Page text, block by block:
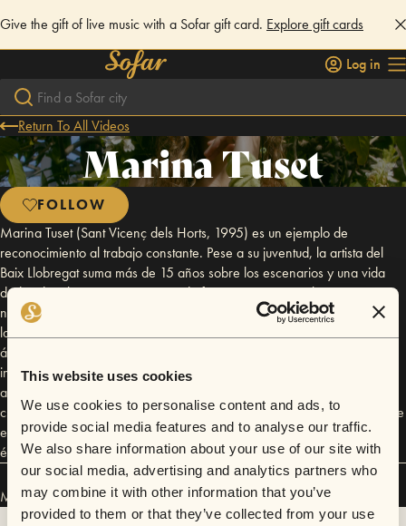
This website uses cookies
We use cookies to personalise content and ads, to
provide social media features and to analyse our traffic.
We also share information about your use of our site with
our social media, advertising and analytics partners who
may combine it with other information that you’ve
provided to them or that they’ve collected from your use
Give the gift of live music with a Sofar gift card. Explore gift cards
Log in
Return To All Videos
Marina Tuset
FOLLOW
Marina Tuset (Sant Vicenç dels Horts, 1995) es un ejemplo de
reconocimiento al trabajo constante. Pese a su juventud, la artista del
Baix Llobregat suma más de 15 años sobre los escenarios y una vida
dedicada a la música. Tras años de formación en Barcelona y Boston,
numerosos singles publicados y todo tipo de conciertos a sus espaldas,
la cantante publicó el año pasado Canto a la Imaginación, un primer
álbum que llegó con premio: un Grammy Latino al mejor álbum de
ingeniería de sonido. La vocalista barcelonesa, nacida en el jazz y
alimentada por otros muchos géneros, hace un repaso de su
crecimiento artístico, sumida ya en la creación de su segundo álbum que
espera llevar a Europa, Latinoamérica y Estados Unidos tras su reciente
éxito internacional.
Marina Tuset has performed inSofarMadrid.